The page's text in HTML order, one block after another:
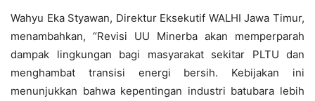
Wahyu Eka Styawan, Direktur Eksekutif WALHI Jawa Timur,
menambahkan, “Revisi UU Minerba akan memperparah
dampak lingkungan bagi masyarakat sekitar PLTU dan
menghambat transisi energi bersih. Kebijakan ini
menunjukkan bahwa kepentingan industri batubara lebih